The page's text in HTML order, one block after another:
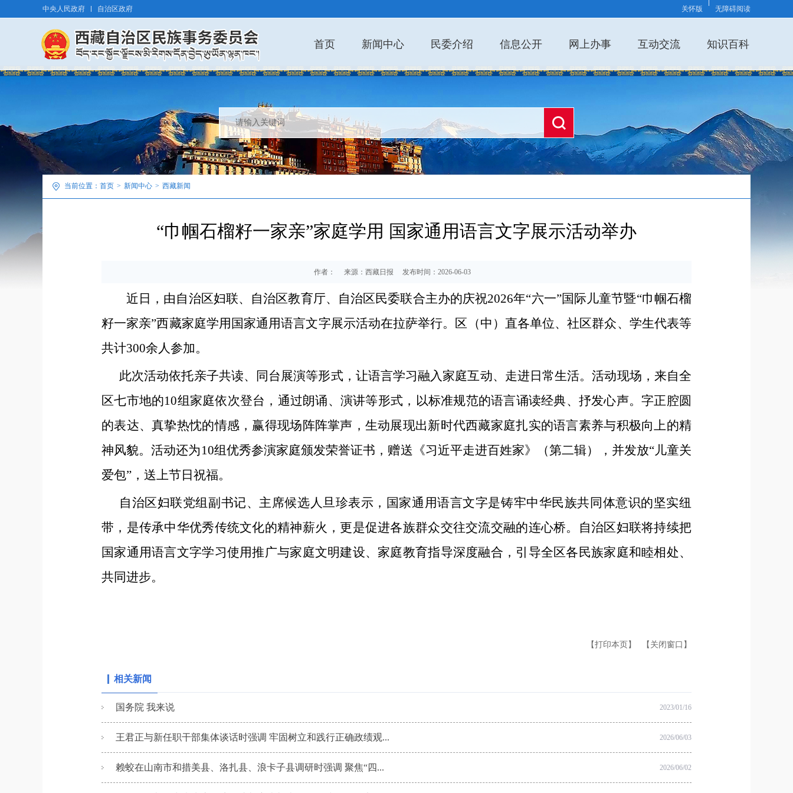
中央人民政府 自治区政府 无障碍阅读
关怀版
首页 新闻中心 民委介绍 信息公开 网上办事 互动交流 知识百科
当前位置： 首页 > 新闻中心 > 西藏新闻
“巾帼石榴籽一家亲”家庭学用 国家通用语言文字展示活动举办
作者： 来源：西藏日报 发布时间：2026-06-03
近日，由自治区妇联、自治区教育厅、自治区民委联合主办的庆祝2026年“六一”国际儿童节暨“巾帼石榴
籽一家亲”西藏家庭学用国家通用语言文字展示活动在拉萨举行。区（中）直各单位、社区群众、学生代表等
共计300余人参加。
此次活动依托亲子共读、同台展演等形式，让语言学习融入家庭互动、走进日常生活。活动现场，来自全
区七市地的10组家庭依次登台，通过朗诵、演讲等形式，以标准规范的语言诵读经典、抒发心声。字正腔圆
的表达、真挚热忱的情感，赢得现场阵阵掌声，生动展现出新时代西藏家庭扎实的语言素养与积极向上的精
神风貌。活动还为10组优秀参演家庭颁发荣誉证书，赠送《习近平走进百姓家》（第二辑），并发放“儿童关
爱包”，送上节日祝福。
自治区妇联党组副书记、主席候选人旦珍表示，国家通用语言文字是铸牢中华民族共同体意识的坚实纽
带，是传承中华优秀传统文化的精神薪火，更是促进各族群众交往交流交融的连心桥。自治区妇联将持续把
国家通用语言文字学习使用推广与家庭文明建设、家庭教育指导深度融合，引导全区各民族家庭和睦相处、
共同进步。
【打印本页】 【关闭窗口】
相关新闻
国务院 我来说 2023/01/16
王君正与新任职干部集体谈话时强调 牢固树立和践行正确政绩观... 2026/06/03
赖蛟在山南市和措美县、洛扎县、浪卡子县调研时强调 聚焦“四... 2026/06/02